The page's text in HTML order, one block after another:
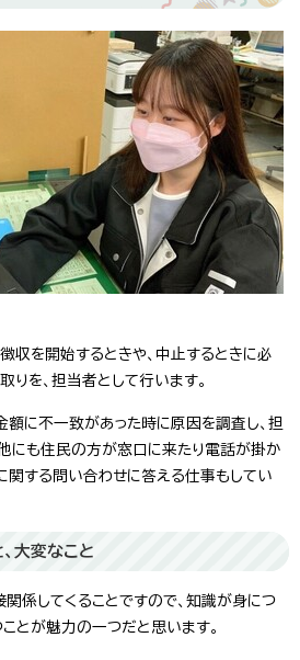
収を開始するときや、中止するときに必
りを、担当者として行います。
額に不一致があった時に原因を調査し、担
にも住民の方が窓口に来たり電話が掛か
関する問い合わせに答える仕事もしてい
大変なこと
係してくることですので、知識が身につ
とが魅力の一つだと思います。